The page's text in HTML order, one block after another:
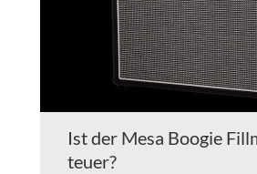
Ist der Mesa Boogie
teuer?